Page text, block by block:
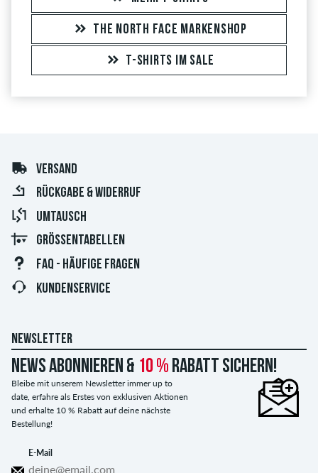
THE NORTH FACE MARKENSHOP
T-SHIRTS IM SALE
VERSAND
RÜCKGABE & WIDERRUF
UMTAUSCH
GRÖSSENTABELLEN
FAQ - HÄUFIGE FRAGEN
KUNDENSERVICE
NEWSLETTER
News abonnieren & 10 % Rabatt sichern!
Bleibe mit unserem Newsletter immer up to
date, erfahre als Erstes von exklusiven Aktionen
und erhalte 10 % Rabatt auf deine nächste
Bestellung!
E-Mail